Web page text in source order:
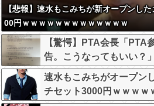
【悲報】速水もこみちが新オープンし
00円ｗｗｗｗｗｗｗｗｗｗｗｗｗ
【驚愕】PTA会長「PTA
告。こうなってもいい？」
速水もこみちがオープン
チセット3000円ｗｗｗｗ